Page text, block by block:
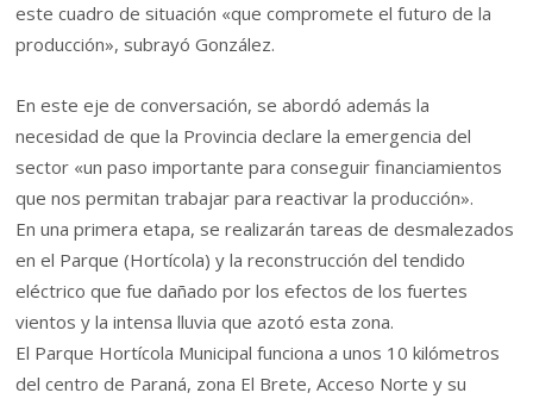
este cuadro de situación «que compromete el futuro de la
producción», subrayó González.
En este eje de conversación, se abordó además la
necesidad de que la Provincia declare la emergencia del
sector «un paso importante para conseguir financiamientos
que nos permitan trabajar para reactivar la producción».
En una primera etapa, se realizarán tareas de desmalezados
en el Parque (Hortícola) y la reconstrucción del tendido
eléctrico que fue dañado por los efectos de los fuertes
vientos y la intensa lluvia que azotó esta zona.
El Parque Hortícola Municipal funciona a unos 10 kilómetros
del centro de Paraná, zona El Brete, Acceso Norte y su